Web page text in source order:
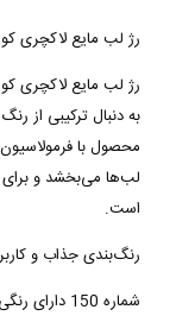
رژ لب مایع لاکچری
رژ لب مایع لاکچری
به دنبال ترکیبی از
محصول با
لب‌ها می‌بخشد و برای
است.
رنگ‌بندی جذاب و
شماره 150 دارای